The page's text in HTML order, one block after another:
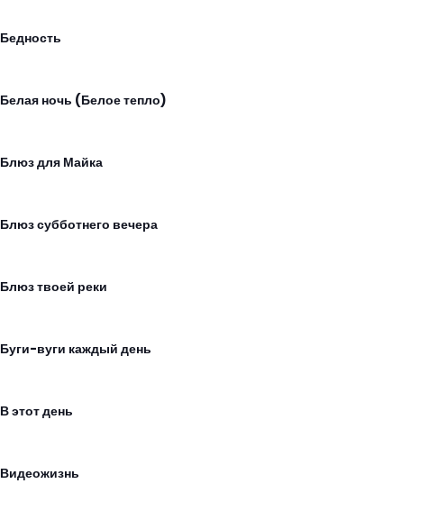
Бедность
Белая ночь (Белое тепло)
Блюз для Майка
Блюз субботнего вечера
Блюз твоей реки
Буги-вуги каждый день
В этот день
Видеожизнь